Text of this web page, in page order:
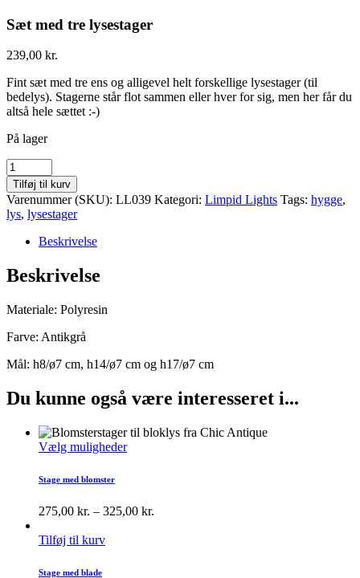
Sæt med tre lysestager
239,00 kr.
Fint sæt med tre ens og alligevel helt forskellige lysestager (til
bedelys). Stagerne står flot sammen eller hver for sig, men her får du
altså hele sættet :-)
På lager
Sæt
med
tre
lysestager
quantity
Tilføj til kurv
Varenummer (SKU): LL039 Kategori: Limpid Lights Tags: hygge,
lys, lysestager
Beskrivelse
Beskrivelse
Materiale: Polyresin
Farve: Antikgrå
Mål: h8/ø7 cm, h14/ø7 cm og h17/ø7 cm
Du kunne også være interesseret i...
Vælg muligheder
Stage med blomster
275,00 kr. – 325,00 kr.
Tilføj til kurv
Stage med blade